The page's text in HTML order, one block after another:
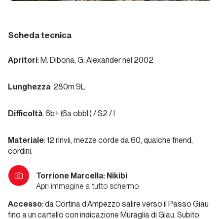
migliori
della
Beppe
Piemonte
Piemonte
Scheda tecnica
Apritori: M. Dibona, G. Alexander nel 2002
Lunghezza: 280m 9L
Difficoltà: 6b+ (6a obbl.) / S2 / I
Materiale: 12 rinvii, mezze corde da 60, qualche friend,
cordini.
Torrione Marcella: Nikibi
Apri immagine a tutto schermo
Accesso: da Cortina d’Ampezzo salire verso il Passo Giau
fino a un cartello con indicazione Muraglia di Giau. Subito